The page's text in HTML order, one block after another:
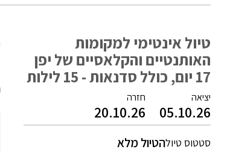
טיול אינטימי למקומות
האותנטיים והקלאסיים של יפן
17 יום, כולל סדנאות - 15 לילות
יציאה
05.10.26
חזרה
20.10.26
סטטוס טיולהטיול מלא